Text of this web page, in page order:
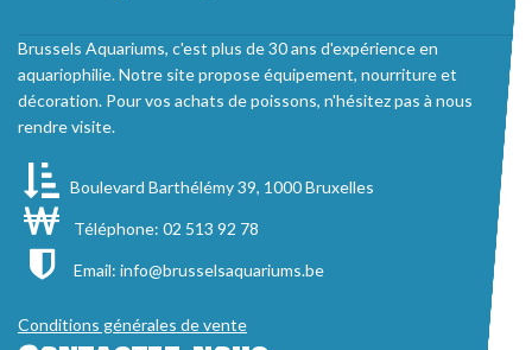
Brussels Aquariums, c'est plus de 30 ans d'expérience en
aquariophilie. Notre site propose équipement, nourriture et
décoration. Pour vos achats de poissons, n'hésitez pas à nous
rendre visite.
Boulevard Barthélémy 39, 1000 Bruxelles
Téléphone: 02 513 92 78
Email: info@brusselsaquariums.be
Conditions générales de vente